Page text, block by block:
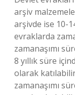
arşiv
arşivde ise 10-
evraklarda
zamanaşımı
8 yıllık süre
olarak
zamanaşımı